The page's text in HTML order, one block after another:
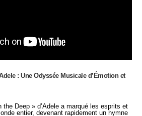
: Une Odyssée Musicale d’Émotion et
Deep » d’Adele a marqué les esprits et
entier, devenant rapidement un hymne